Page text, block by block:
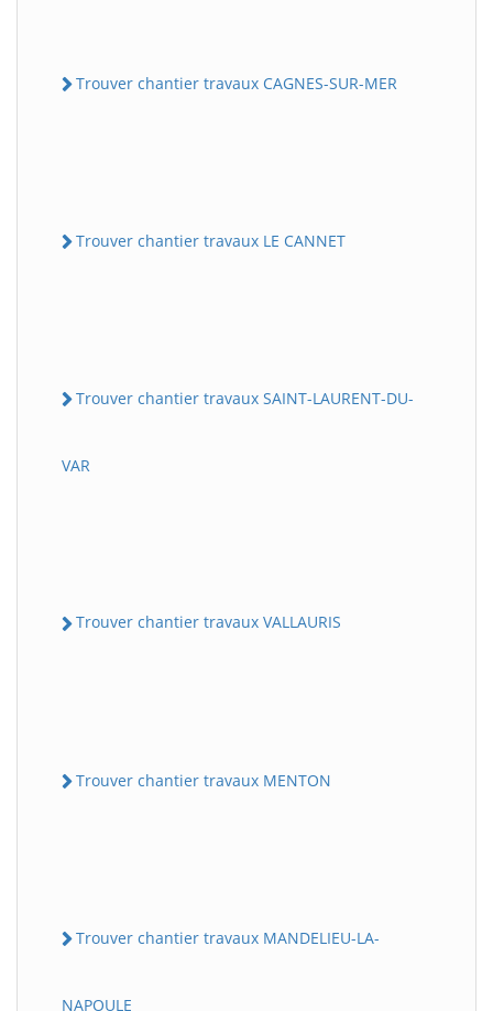
Trouver chantier travaux CAGNES-SUR-MER
Trouver chantier travaux LE CANNET
Trouver chantier travaux SAINT-LAURENT-DU-
VAR
Trouver chantier travaux VALLAURIS
Trouver chantier travaux MENTON
Trouver chantier travaux MANDELIEU-LA-
NAPOULE